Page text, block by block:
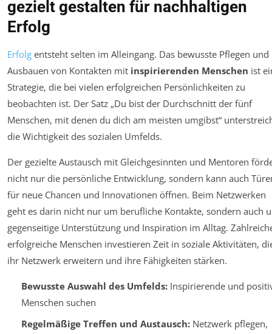
gezielt gestalten für nachhaltigen
Erfolg
Erfolg entsteht selten im Alleingang. Das bewusste Pflegen und
Ausbauen von Kontakten mit inspirierenden Menschen ist
Strategie, die bei vielen erfolgreichen Persönlichkeiten zu
beobachten ist. Der Satz „Du bist der Durchschnitt der fünf
Menschen, mit denen du dich am meisten umgibst“
die Wichtigkeit des sozialen Umfelds.
Der gezielte Austausch mit Gleichgesinnten und Mentoren
nicht nur die persönliche Entwicklung, sondern kann auch
für neue Chancen und Innovationen öffnen. Beim Netzwerken
geht es darin nicht nur um berufliche Kontakte, sondern auch
gegenseitige Unterstützung und Inspiration im Alltag.
erfolgreiche Menschen investieren Zeit in soziale Aktivitäten,
ihr Netzwerk erweitern und ihre Fähigkeiten stärken.
Bewusste Auswahl des Umfelds:Inspirierende und
Menschen suchen
Regelmäßige Treffen und Austausch:Netzwerk pflegen,